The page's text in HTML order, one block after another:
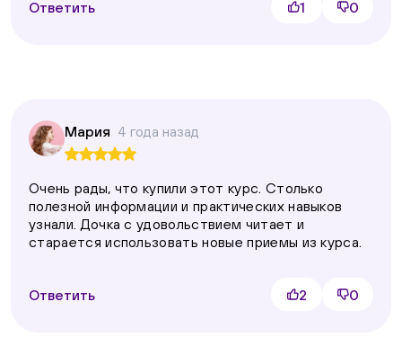
Ответить 1 0
Мария 4 года назад
Очень рады, что купили этот курс. Столько
полезной информации и практических навыков
узнали. Дочка с удовольствием читает и
старается использовать новые приемы из курса.
Ответить 2 0